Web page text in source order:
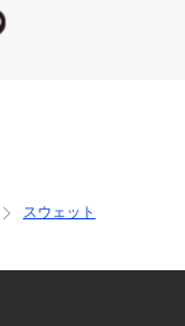
ば安心。
がしやすいのもう
どにより色味が
スウェット